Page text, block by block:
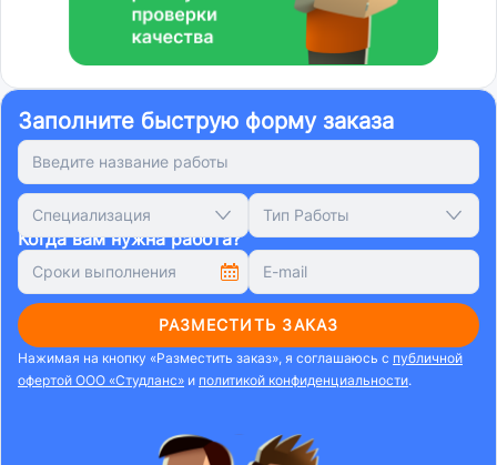
Заполните быструю форму заказа
Специализация Тип Работы
Когда вам нужна работа?
РАЗМЕСТИТЬ ЗАКАЗ
Нажимая на кнопку «Разместить заказ», я соглашаюсь с публичной
офертой ООО «Студланс» и политикой конфиденциальности.